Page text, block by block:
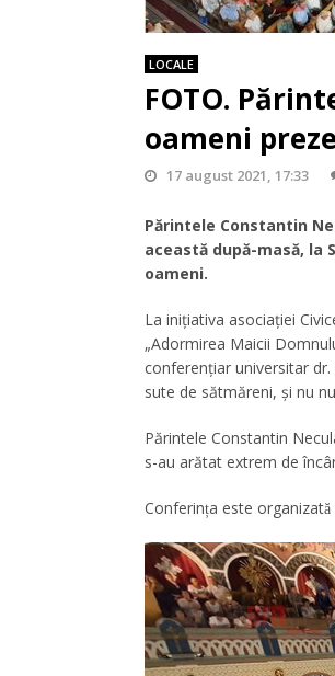
LOCALE
FOTO.
oameni
17 august 2021, 17:33
Părintele Constantin
această după-masă, la
oameni.
La iniţiativa asociației
„Adormirea Maicii
conferențiar universitar
sute de sătmăreni, și nu
Părintele Constantin
s-au arătat extrem de
Conferința este organizată